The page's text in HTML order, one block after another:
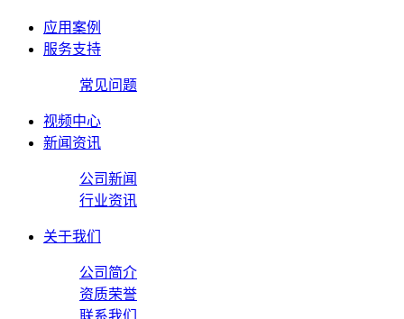
应用案例
服务支持
常见问题
视频中心
新闻资讯
公司新闻
行业资讯
关于我们
公司简介
资质荣誉
联系我们